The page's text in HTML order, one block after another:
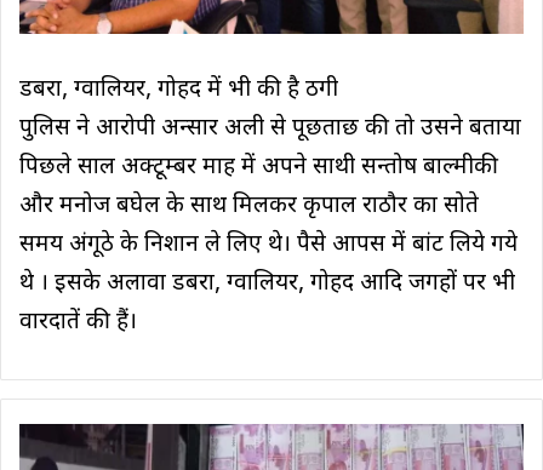
डबरा, ग्वालियर, गोहद में भी की है ठगी
पुलिस ने आरोपी अन्सार अली से पूछताछ की तो उसने बताया
पिछले साल अक्टूम्बर माह में अपने साथी सन्तोष बाल्मीकी
और मनोज बघेल के साथ मिलकर कृपाल राठौर का सोते
समय अंगूठे के निशान ले लिए थे। पैसे आपस में बांट लिये गये
थे । इसके अलावा डबरा, ग्वालियर, गोहद आदि जगहों पर भी
वारदातें की हैं।